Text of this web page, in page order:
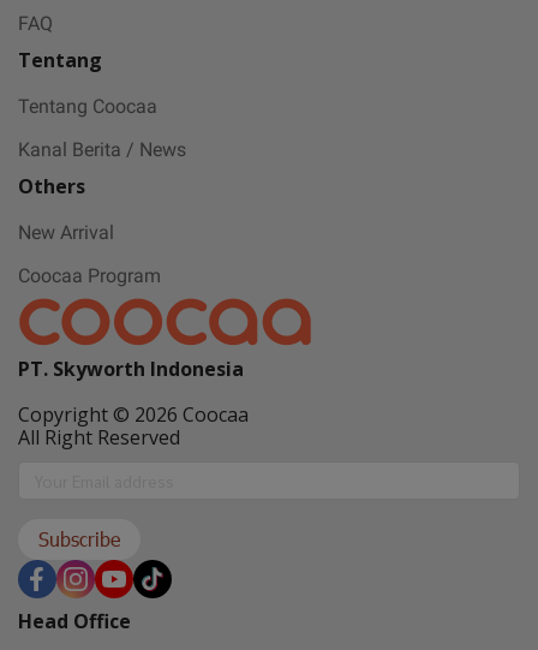
FAQ
Tentang
Tentang Coocaa
Kanal Berita / News
Others
New Arrival
Coocaa Program
PT. Skyworth Indonesia
Copyright © 2026 Coocaa
All Right Reserved
Subscribe
Head Office